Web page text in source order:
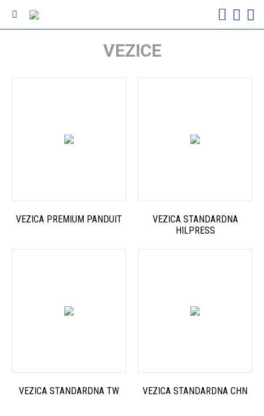
VEZICE
VEZICA PREMIUM PANDUIT
VEZICA STANDARDNA
HILPRESS
VEZICA STANDARDNA TW VEZICA STANDARDNA CHN